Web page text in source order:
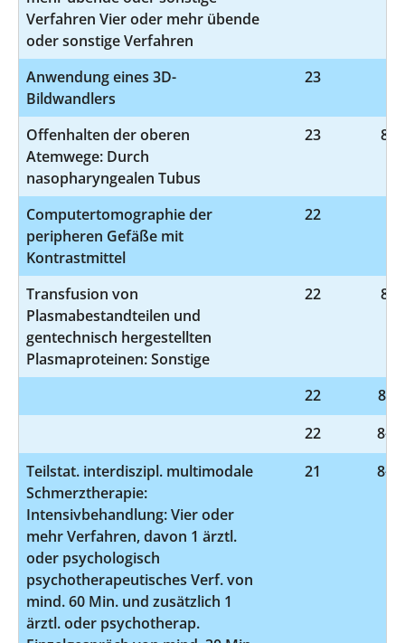
Verfahren Vier oder mehr übende
oder sonstige Verfahren
Anwendung eines 3D-
Bildwandlers
23
Offenhalten der oberen
Atemwege: Durch
nasopharyngealen Tubus
23 8-
Computertomographie der
peripheren Gefäße mit
Kontrastmittel
22
Transfusion von
Plasmabestandteilen und
gentechnisch hergestellten
Plasmaproteinen: Sonstige
22 8-
22
8-
22
8-
Teilstat. interdiszipl. multimodale
Schmerztherapie:
Intensivbehandlung: Vier oder
mehr Verfahren, davon 1 ärztl.
oder psychologisch
psychotherapeutisches Verf. von
mind. 60 Min. und zusätzlich 1
ärztl. oder psychotherap.
21 8-